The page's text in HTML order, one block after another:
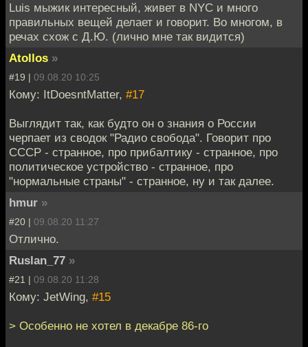
Luis мыжик интересный, живет в NYC и много
правильных вещей делает и говорит. Во многом, в
речах схож с Д.Ю. (лично мне так видится)
Atollos »
#19 | 09.08.20 10:25
Кому: ItDoesntMatter, #17
Выглядит так, как будто он о знания о России
черпает из сводок "Радио свобода". Говорит про
СССР - странное, про прибалтику - странное, про
политическое устройство - странное, про
"нормальные страны" - странное, ну и так далее.
hmur »
#20 | 09.08.20 11:27
Отлично.
Ruslan_77 »
#21 | 09.08.20 11:28
Кому: JetWing, #15
> Особенно не хотел в декабре 86-го